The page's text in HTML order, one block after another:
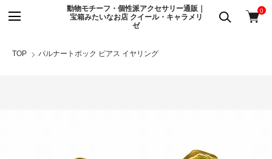
動物モチーフ・個性派アクセサリー通販｜
宝箱みたいなお店 クイール・キャラメリ
ゼ
0
TOP パルナートポック ピアス イヤリング